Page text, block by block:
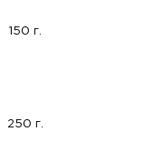
150 г.
250 г.